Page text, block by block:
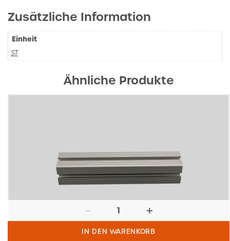
Zusätzliche Information
Einheit
ST
Ähnliche Produkte
40x40
IN DEN WARENKORB